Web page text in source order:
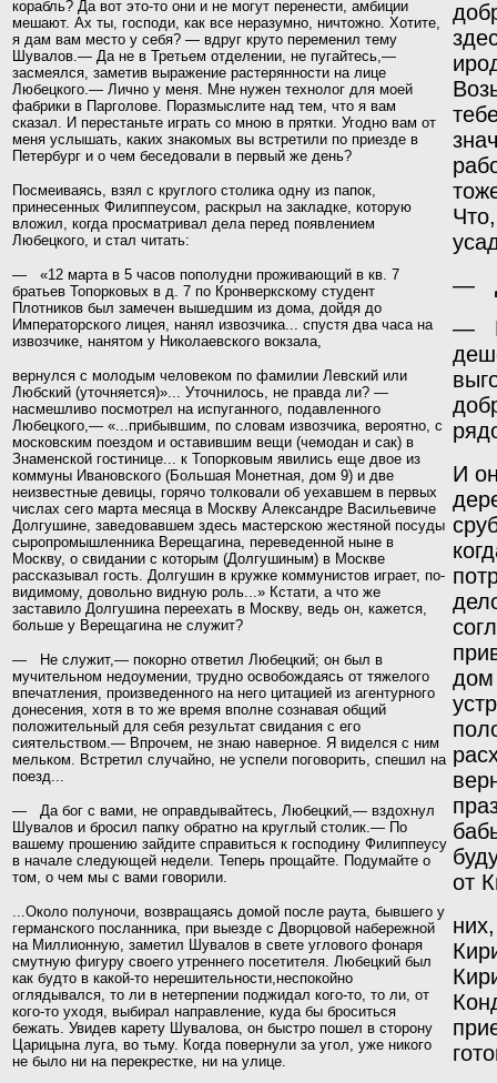
корабль? Да вот это-то они и не могут перенести, амбиции
мешают. Ах ты, господи, как все неразумно, ничтожно. Хотите,
я дам вам место у себя? — вдруг круто переменил тему
Шувалов.— Да не в Третьем отделении, не пугайтесь,—
засмеялся, заметив выражение растерянности на лице
Любецкого.— Лично у меня. Мне нужен технолог для моей
фабрики в Парголове. Поразмыслите над тем, что я вам
сказал. И перестаньте играть со мною в прятки. Угодно вам от
меня услышать, каких знакомых вы встретили по приезде в
Петербург и о чем беседовали в первый же день?
Посмеиваясь, взял с круглого столика одну из папок,
принесенных Филиппеусом, раскрыл на закладке, которую
вложил, когда просматривал дела перед появлением
Любецкого, и стал читать:
— «12 марта в 5 часов пополудни проживающий в кв. 7
братьев Топорковых в д. 7 по Кронверкскому студент
Плотников был замечен вышедшим из дома, дойдя до
Императорского лицея, нанял извозчика... спустя два часа на
извозчике, нанятом у Николаевского вокзала,
вернулся с молодым человеком по фамилии Левский или
Любский (уточняется)»... Уточнилось, не правда ли? —
насмешливо посмотрел на испуганного, подавленного
Любецкого,— «...прибывшим, по словам извозчика, вероятно, с
московским поездом и оставившим вещи (чемодан и сак) в
Знаменской гостинице... к Топорковым явились еще двое из
коммуны Ивановского (Большая Монетная, дом 9) и две
неизвестные девицы, горячо толковали об уехавшем в первых
числах сего марта месяца в Москву Александре Васильевиче
Долгушине, заведовавшем здесь мастерскою жестяной посуды
сыропромышленника Верещагина, переведенной ныне в
Москву, о свидании с которым (Долгушиным) в Москве
рассказывал гость. Долгушин в кружке коммунистов играет, по-
видимому, довольно видную роль...» Кстати, а что же
заставило Долгушина переехать в Москву, ведь он, кажется,
больше у Верещагина не служит?
— Не служит,— покорно ответил Любецкий; он был в
мучительном недоумении, трудно освобождаясь от тяжелого
впечатления, произведенного на него цитацией из агентурного
донесения, хотя в то же время вполне сознавая общий
положительный для себя результат свидания с его
сиятельством.— Впрочем, не знаю наверное. Я виделся с ним
мельком. Встретил случайно, не успели поговорить, спешил на
поезд...
— Да бог с вами, не оправдывайтесь, Любецкий,— вздохнул
Шувалов и бросил папку обратно на круглый сто­лик.— По
вашему прошению зайдите справиться к господину Филиппеусу
в начале следующей недели. Теперь прощайте. Подумайте о
том, о чем мы с вами говорили.
...Около полуночи, возвращаясь домой после раута, бывшего у
германского посланника, при выезде с Двор­цовой набережной
на Миллионную, заметил Шувалов в свете углового фонаря
смутную фигуру своего утрен­него посетителя. Любецкий был
как будто в какой-то нерешительности,неспокойно
оглядывался, то ли в нетерпении поджидал кого-то, то ли, от
кого-то уходя, выбирал направление, куда бы броситься
бежать. Увидев карету Шувалова, он быстро пошел в сторону
Царицына луга, во тьму. Когда повернули за угол, уже никого
не было ни на перекрестке, ни на улице.
—
—
И
дом
от